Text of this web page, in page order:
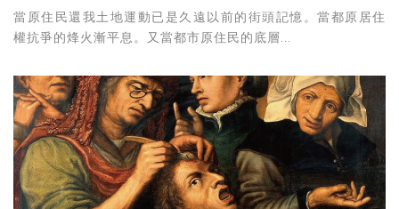
當原住民還我土地運動已是久遠以前的街頭記憶。當都原居住
權抗爭的烽火漸平息。又當都市原住民的底層...